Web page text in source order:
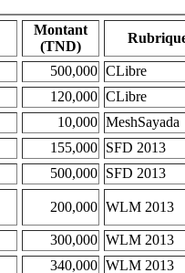
Montant
(TND)
500,000 CLibre
120,000 CLibre
10,000 MeshSayada
155,000 SFD 2013
500,000 SFD 2013
200,000 WLM 2013
300,000 WLM 2013
340,000 WLM 2013